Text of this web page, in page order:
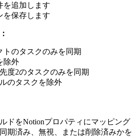
を追加します
を保存します
トのタスクのみを同期
除外
度2のタスクのみを同期
ルのタスクを除外
ドをNotionプロパティにマッピング
期済み、無視、または削除済みかを